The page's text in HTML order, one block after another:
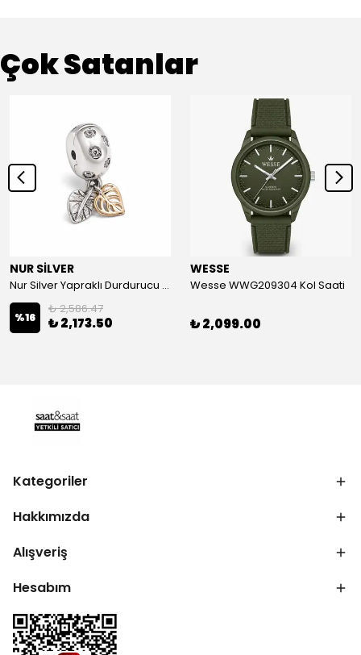
Çok Satanlar
NUR SİLVER
Nur Silver Yapraklı Durdurucu Gümüş Charm - NUR-CM00501
%16
₺ 2,586.47
₺ 2,173.50
WESSE
Wesse WWG209304 Kol Saati
₺ 2,099.00
Kategoriler
Hakkımızda
Alışveriş
Hesabım